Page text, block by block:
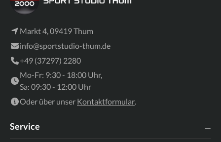
Markt 4, 09419 Thum
info@sportstudio-thum.de
+49 (37297) 2280
Mo-Fr: 9:30 - 18:00 Uhr,
Sa: 09:30 - 12:00 Uhr
Oder über unser Kontaktformular.
Service